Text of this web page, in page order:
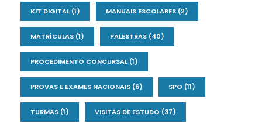
KIT DIGITAL(1) MANUAIS ESCOLARES (2)
MATRÍCULAS (1) PALESTRAS (40)
PROCEDIMENTO CONCURSAL(1)
PROVAS E EXAMES NACIONAIS (6) SPO (11)
TURMAS (1) VISITAS DE ESTUDO (37)